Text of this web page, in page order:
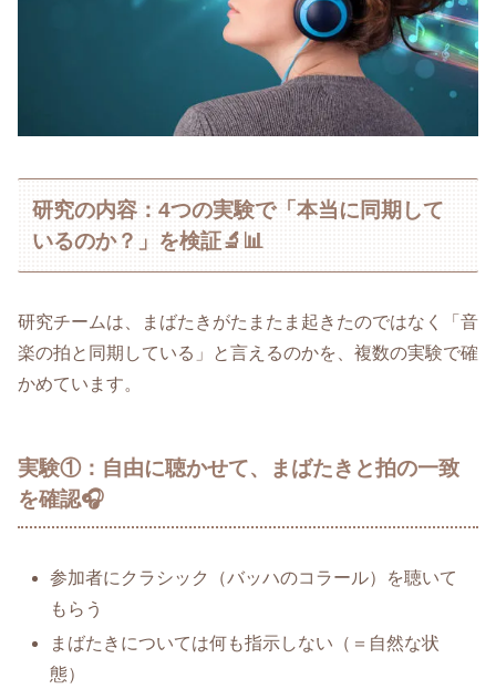
研究の内容：4つの実験で「本当に同期して
いるのか？」を検証🔬📊
研究チームは、まばたきがたまたま起きたのではなく「音
楽の拍と同期している」と言えるのかを、複数の実験で確
かめています。
実験①：自由に聴かせて、まばたきと拍の一致
を確認🎧
参加者にクラシック（バッハのコラール）を聴いて
もらう
まばたきについては何も指示しない（＝自然な状
態）